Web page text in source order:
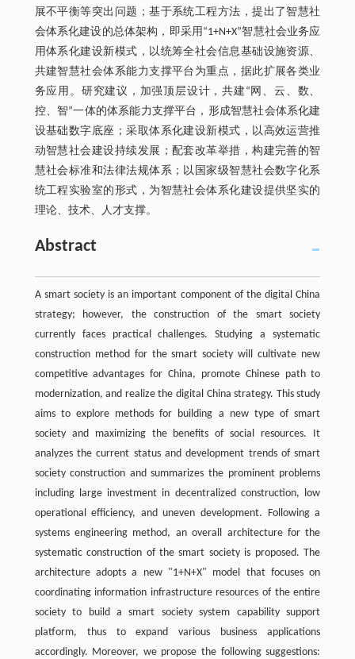
展不平衡等突出问题；基于系统工程方法，提出了智慧社
会体系化建设的总体架构，即采用“1+N+X”智慧社会业务应
用体系化建设新模式，以统筹全社会信息基础设施资源、
共建智慧社会体系能力支撑平台为重点，据此扩展各类业
务应用。研究建议，加强顶层设计，共建“网、云、数、
控、智”一体的体系能力支撑平台，形成智慧社会体系化建
设基础数字底座；采取体系化建设新模式，以高效运营推
动智慧社会建设持续发展；配套改革举措，构建完善的智
慧社会标准和法律法规体系；以国家级智慧社会数字化系
统工程实验室的形式，为智慧社会体系化建设提供坚实的
理论、技术、人才支撑。
Abstract
A smart society is an important component of the digital China
strategy; however, the construction of the smart society
currently faces practical challenges. Studying a systematic
construction method for the smart society will cultivate new
competitive advantages for China, promote Chinese path to
modernization, and realize the digital China strategy. This study
aims to explore methods for building a new type of smart
society and maximizing the benefits of social resources. It
analyzes the current status and development trends of smart
society construction and summarizes the prominent problems
including large investment in decentralized construction, low
operational efficiency, and uneven development. Following a
systems engineering method, an overall architecture for the
systematic construction of the smart society is proposed. The
architecture adopts a new "1+N+X" model that focuses on
coordinating information infrastructure resources of the entire
society to build a smart society system capability support
platform, thus to expand various business applications
accordingly. Moreover, we propose the following suggestions: